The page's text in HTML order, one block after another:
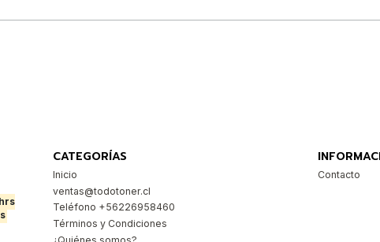
CATEGORÍAS
Inicio
ventas@todotoner.cl
Teléfono +56226958460
Términos y Condiciones
Contacto